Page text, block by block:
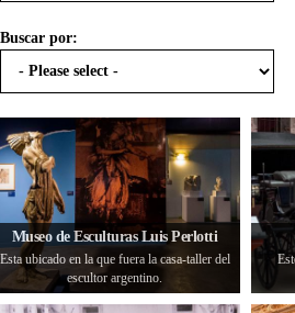
Buscar por:
Museo de Esculturas Luis Perlotti
Esta ubicado en la que fuera la casa-taller del
escultor argentino.